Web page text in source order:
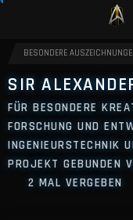
BESONDERE
SIR
FÜR BESONDERE
FORSCHUNG UND
INGENIEURSTECHNIK
PROJEKT GEBUNDEN
2 MAL VERGEBEN